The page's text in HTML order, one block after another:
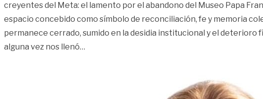
creyentes del Meta: el lamento por el abandono del Museo Papa
espacio concebido como símbolo de reconciliación, fe y memoria
permanece cerrado, sumido en la desidia institucional y el deterioro
alguna vez nos llenó…